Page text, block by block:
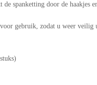
spanketting door de haakjes
gebruik, zodat u weer